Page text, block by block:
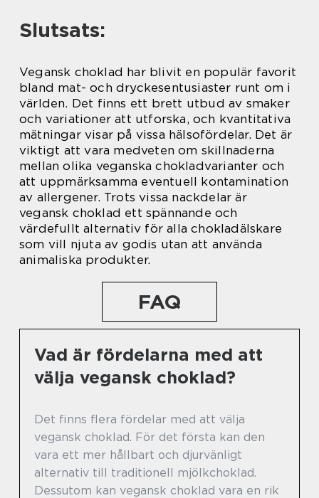
Slutsats:
Vegansk choklad har blivit en populär favorit
bland mat- och dryckesentusiaster runt om i
världen. Det finns ett brett utbud av smaker
och variationer att utforska, och kvantitativa
mätningar visar på vissa hälsofördelar. Det är
viktigt att vara medveten om skillnaderna
mellan olika veganska chokladvarianter och
att uppmärksamma eventuell kontamination
av allergener. Trots vissa nackdelar är
vegansk choklad ett spännande och
värdefullt alternativ för alla chokladälskare
som vill njuta av godis utan att använda
animaliska produkter.
FAQ
Vad är fördelarna med att
välja vegansk choklad?
Det finns flera fördelar med att välja
vegansk choklad. För det första kan den
vara ett mer hållbart och djurvänligt
alternativ till traditionell mjölkchoklad.
Dessutom kan vegansk choklad vara en rik